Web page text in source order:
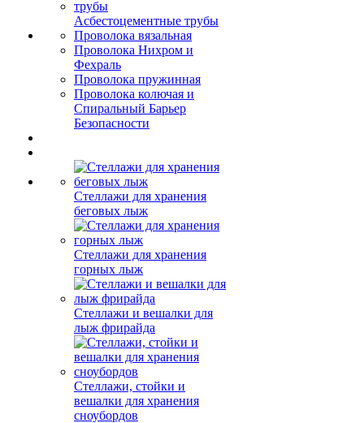
Асбестоцементные трубы
Проволока вязальная
Проволока Нихром и
Фехраль
Проволока пружинная
Проволока колючая и
Спиральный Барьер
Безопасности
Стеллажи для хранения
беговых лыж
Стеллажи для хранения
горных лыж
Стеллажи и вешалки для
лыж фрирайда
Стеллажи, стойки и
вешалки для хранения
сноубордов